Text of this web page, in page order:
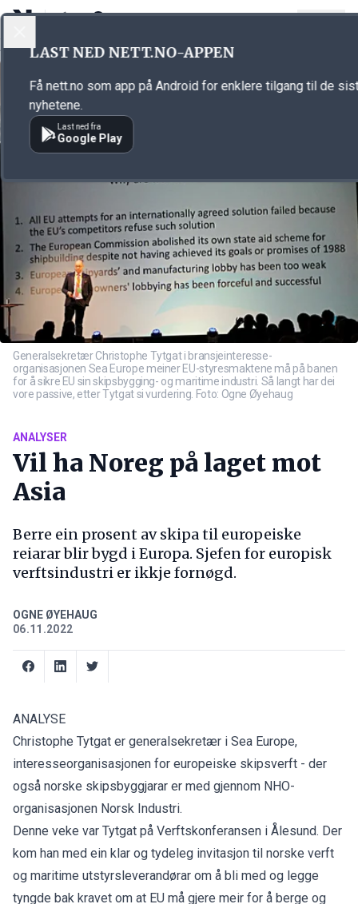
Annonsørinnhold
Generalsekretær Christophe Tytgat i bransjeinteresse-
organisasjonen Sea Europe meiner EU-styresmaktene må på banen
for å sikre EU sin skipsbygging- og maritime industri. Så langt har dei
vore passive, etter Tytgat si vurdering. Foto: Ogne Øyehaug
ANALYSER
Vil ha Noreg på laget mot
Asia
Berre ein prosent av skipa til europeiske
reiarar blir bygd i Europa. Sjefen for europisk
verftsindustri er ikkje fornøgd.
OGNE ØYEHAUG
06.11.2022
ANALYSE
Christophe Tytgat er generalsekretær i Sea Europe,
interesseorganisasjonen for europeiske skipsverft - der
også norske skipsbyggjarar er med gjennom NHO-
organisasjonen Norsk Industri.
Denne veke var Tytgat på Verftskonferansen i Ålesund. Der
kom han med ein klar og tydeleg invitasjon til norske verft
og maritime utstyrsleverandørar om å bli med og legge
tyngde bak kravet om at EU må gjere meir for å berge og
LAST NED NETT.NO-APPEN
Få nett.no som app på Android for enklere tilgang til de
nyhetene.
Last ned fra
Google Play